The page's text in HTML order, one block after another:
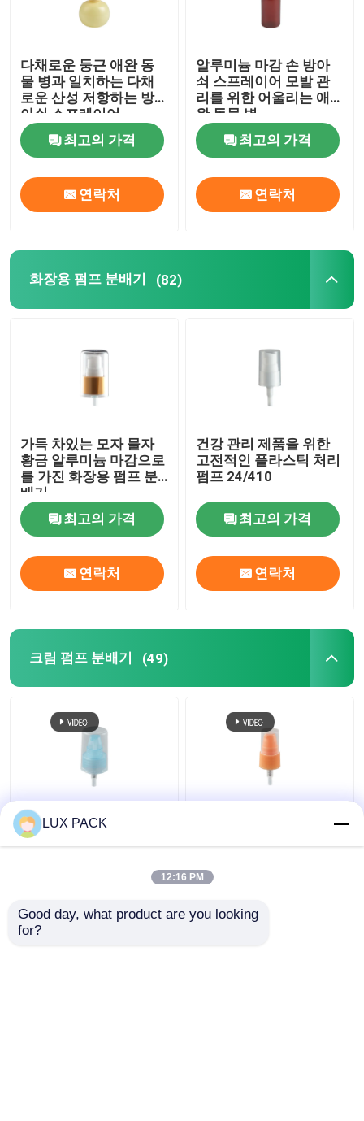
다채로운 둥근 애완 동
물 병과 일치하는 다채
로운 산성 저항하는 방
아쇠 스프레이어
최고의 가격
연락처
알루미늄 마감 손 방아
쇠 스프레이어 모발 관
리를 위한 어울리는 애
완 동물 병
최고의 가격
연락처
화장용 펌프 분배기 (82)
가득 차있는 모자 물자
황금 알루미늄 마감으로
를 가진 화장용 펌프 분
배기
최고의 가격
연락처
건강 관리 제품을 위한
고전적인 플라스틱 처리
펌프 24/410
최고의 가격
연락처
크림 펌프 분배기 (49)
투명한 가득 차있는 모
자에 물자 늑골을 붙인
LUX PACK
12:16 PM
Good day, what product are you looking
for?